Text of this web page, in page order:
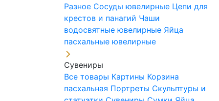
Разное Сосуды ювелирные Цепи для
крестов и панагий Чаши
водосвятные ювелирные Яйца
пасхальные ювелирные
Сувениры
Все товары Картины Корзина
пасхальная Портреты Скульптуры и